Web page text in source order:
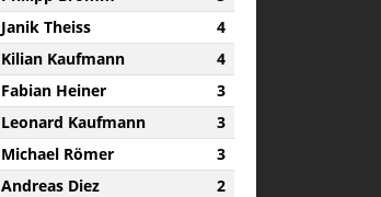
Janik Theiss
4
Kilian Kaufmann
4
Fabian Heiner
3
Leonard Kaufmann
3
Michael Römer
3
Andreas Diez
2